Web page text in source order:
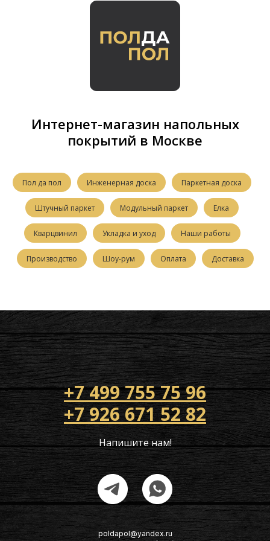
Интернет-магазин напольных
покрытий в Москве
Пол да пол Инженерная доска Паркетная доска
Штучный паркет Модульный паркет Елка
Кварцвинил Укладка и уход Наши работы
Производство Шоу-рум Оплата Доставка
+7 499 755 75 96
+7 926 671 52 82
Напишите нам!
poldapol@yandex.ru